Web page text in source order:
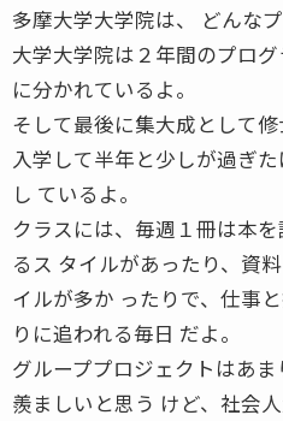
多摩大学大学院は、 どんな
大学大学院は２年間のプロ
に分かれているよ。
そして最後に集大成として修
入学して半年と少しが過ぎ
し ているよ。
クラスには、毎週１冊は本
るス タイルがあったり、資
イルが多か ったりで、仕事
りに追われる毎日 だよ。
グループプロジェクトはあま
羨ましいと思う けど、社会